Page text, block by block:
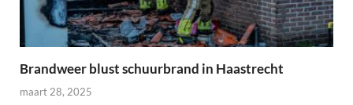
Brandweer blust schuurbrand in Haastrecht
maart 28, 2025